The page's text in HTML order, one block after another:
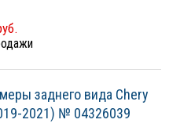
заднего вида Chery
2021) № 04326039